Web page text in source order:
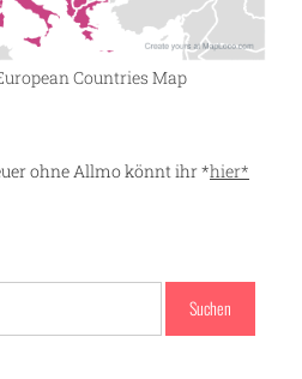
Countries Map
ohne Allmo könnt ihr *hier*